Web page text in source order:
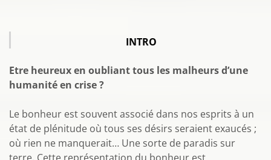
INTRO
Etre heureux en oubliant tous les malheurs d’une
humanité en crise ?
Le bonheur est souvent associé dans nos esprits à un
état de plénitude où tous ses désirs seraient exaucés ;
où rien ne manquerait… Une sorte de paradis sur